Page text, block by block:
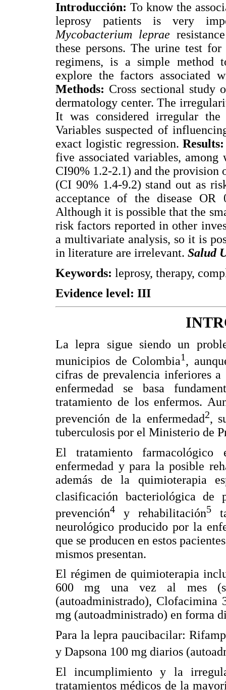
Introducción: To know the
leprosy patients is very
Mycobacterium leprae
these persons. The urine test
regimens, is a simple method
explore the factors associated
Methods: Cross sectional study
dermatology center. The
It was considered irregular
Variables suspected of
exact logistic regression.Results:
five associated variables,
CI90% 1.2-2.1) and the provision
(CI 90% 1.4-9.2) stand out as
acceptance of the disease
Although it is possible that the
risk factors reported in other
a multivariate analysis, so it is
in literature are irrelevant. Salud
Keywords: leprosy, therapy,
Evidence level: III
La lepra sigue siendo un
municipios de Colombia1,
cifras de prevalencia inferiores
enfermedad se basa
tratamiento de los enfermos.
prevención de la enfermedad2,
tuberculosis por el Ministerio de
El tratamiento
enfermedad y para la posible
además de la quimioterapia
clasificación bacteriológica de
prevención4 y rehabilitación5
neurológico producido por la
que se producen en estos
mismos presentan.
El régimen de quimioterapia
600 mg una vez al mes
(autoadministrado), Clofacimina
mg (autoadministrado) en forma
Para la lepra paucibacilar:
y Dapsona 100 mg diarios
El incumplimiento y la
tratamientos médicos de la